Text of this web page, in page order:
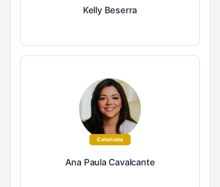
Kelly Beserra
Colunista
Ana Paula Cavalcante